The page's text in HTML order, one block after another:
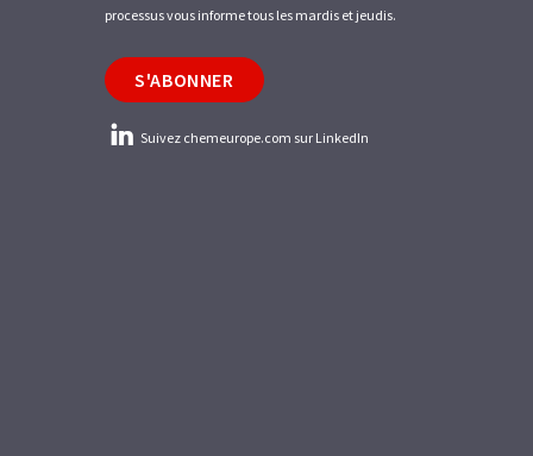
processus vous informe tous les mardis et jeudis.
S'ABONNER
Suivez chemeurope.com sur LinkedIn